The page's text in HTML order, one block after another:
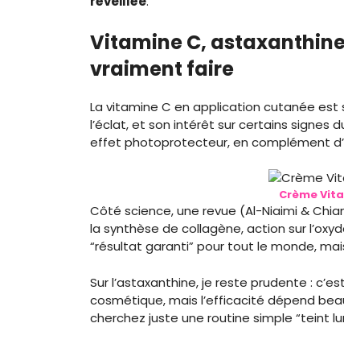
Vitamine C,
vraiment faire
La vitamine C en application cutanée
l’éclat, et son intérêt sur certains signes
effet photoprotecteur, en complément
Crème
Côté science, une revue (Al-Niaimi &
la synthèse de collagène, action sur
“résultat garanti” pour tout le monde,
Sur l’astaxanthine, je reste prudente :
cosmétique, mais l’efficacité dépend
cherchez juste une routine simple “teint